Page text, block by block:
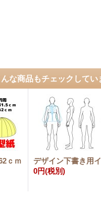
な商品もチェックしてい
ｃｍ
デザイン下書き用
0円(税別)